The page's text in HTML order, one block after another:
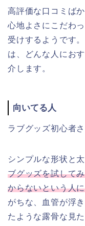
高評価な口コミば
心地よさにこだわ
受けするようです
は、どんな人にお
介します。
向いてる人
ラブグッズ初心者
シンプルな形状と
ブグッズを試して
からないという人
がちな、血管が浮
たような露骨な見